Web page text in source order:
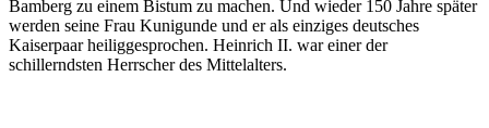
Bamberg zu einem Bistum zu machen. Und wieder 150 Jahre später
werden seine Frau Kunigunde und er als einziges deutsches
Kaiserpaar heiliggesprochen. Heinrich II. war einer der
schillerndsten Herrscher des Mittelalters.